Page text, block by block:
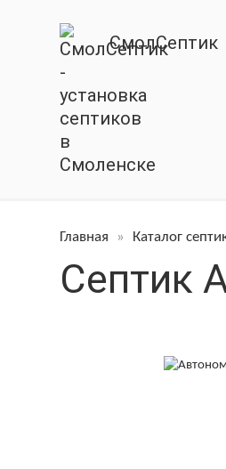
СмолСептик
Главная » Каталог
Септик